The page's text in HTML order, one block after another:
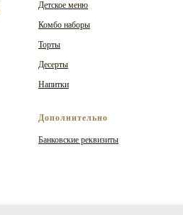
Детское меню
Комбо наборы
Торты
Десерты
Напитки
Дополнительно
Банковские реквизиты